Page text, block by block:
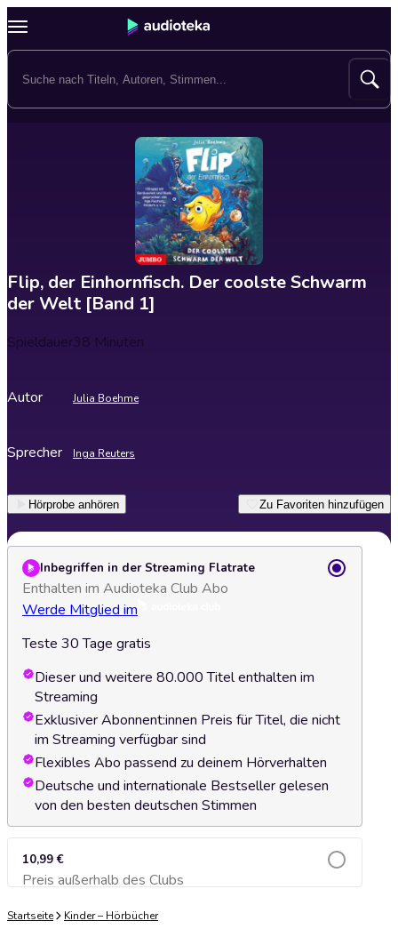
Flip, der Einhornfisch. Der coolste Schwarm
der Welt [Band 1]
Spieldauer38 Minuten
Autor Julia Boehme
Sprecher Inga Reuters
Hörprobe anhören Zu Favoriten hinzufügen
Inbegriffen in der Streaming Flatrate
Enthalten im Audioteka Club Abo
Werde Mitglied im
Teste 30 Tage gratis
Dieser und weitere 80.000 Titel enthalten im
Streaming
Exklusiver Abonnent:innen Preis für Titel, die nicht
im Streaming verfügbar sind
Flexibles Abo passend zu deinem Hörverhalten
Deutsche und internationale Bestseller gelesen
von den besten deutschen Stimmen
10,99 €
Preis außerhalb des ClubsZum Warenkorb hinzufügen
Startseite Kinder – Hörbücher